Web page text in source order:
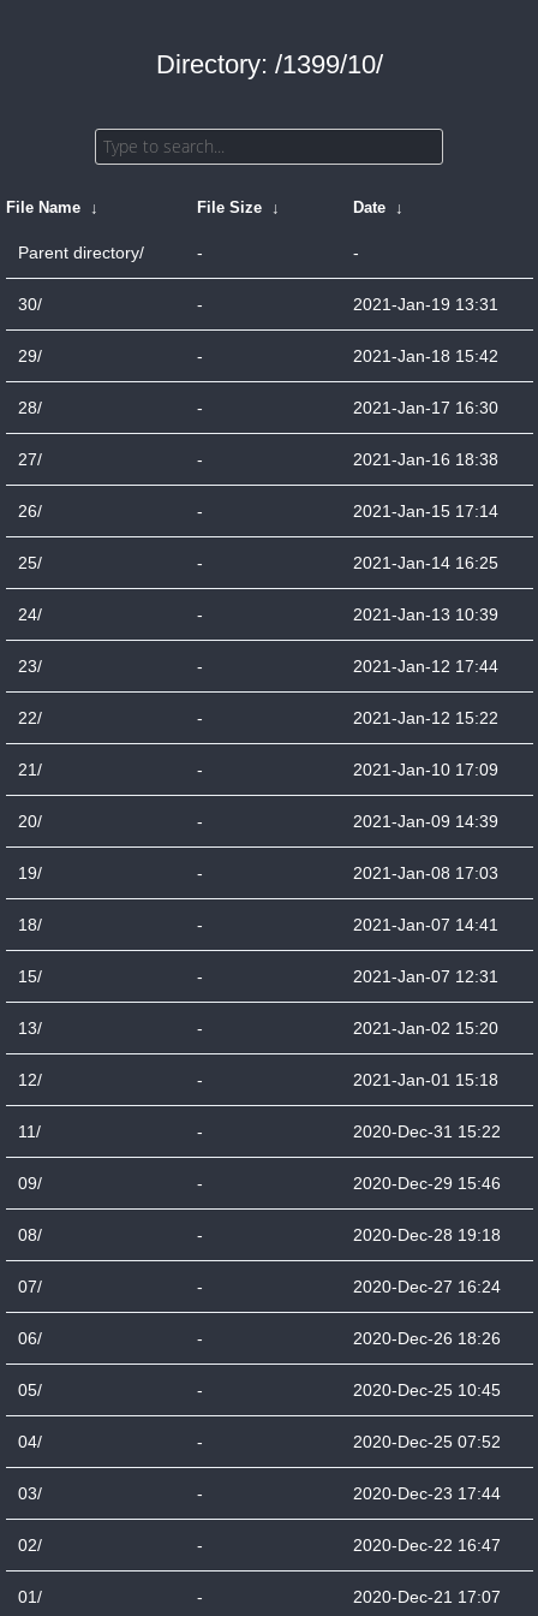
Directory: /1399/10/
File Name ↓ File Size ↓ Date ↓
Parent directory/ - -
30/ - 2021-Jan-19 13:31
29/ - 2021-Jan-18 15:42
28/ - 2021-Jan-17 16:30
27/ - 2021-Jan-16 18:38
26/ - 2021-Jan-15 17:14
25/ - 2021-Jan-14 16:25
24/ - 2021-Jan-13 10:39
23/ - 2021-Jan-12 17:44
22/ - 2021-Jan-12 15:22
21/ - 2021-Jan-10 17:09
20/ - 2021-Jan-09 14:39
19/ - 2021-Jan-08 17:03
18/ - 2021-Jan-07 14:41
15/ - 2021-Jan-07 12:31
13/ - 2021-Jan-02 15:20
12/ - 2021-Jan-01 15:18
11/ - 2020-Dec-31 15:22
09/ - 2020-Dec-29 15:46
08/ - 2020-Dec-28 19:18
07/ - 2020-Dec-27 16:24
06/ - 2020-Dec-26 18:26
05/ - 2020-Dec-25 10:45
04/ - 2020-Dec-25 07:52
03/ - 2020-Dec-23 17:44
02/ - 2020-Dec-22 16:47
01/ - 2020-Dec-21 17:07